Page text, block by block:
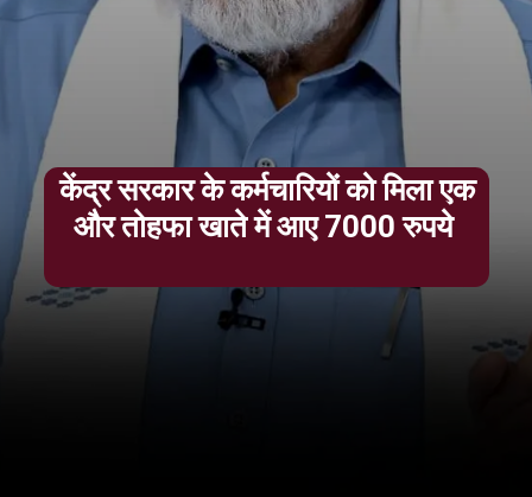
केंद्र सरकार के कर्मचारियों को मिला एक
और तोहफा खाते में आए 7000 रुपये